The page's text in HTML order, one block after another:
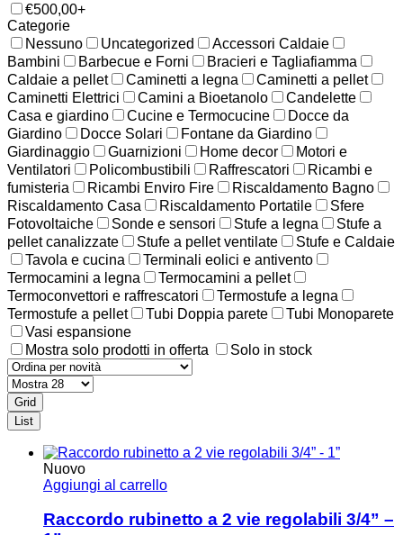
€500,00+
Categorie
Nessuno
Uncategorized
Accessori Caldaie
Bambini
Barbecue e Forni
Bracieri e Tagliafiamma
Caldaie a pellet
Caminetti a legna
Caminetti a pellet
Caminetti Elettrici
Camini a Bioetanolo
Candelette
Casa e giardino
Cucine e Termocucine
Docce da
Giardino
Docce Solari
Fontane da Giardino
Giardinaggio
Guarnizioni Home decor
Motori e
Ventilatori
Policombustibili Raffrescatori
Ricambi e
fumisteria
Ricambi Enviro Fire
Riscaldamento Bagno
Riscaldamento Casa
Riscaldamento Portatile
Sfere
Fotovoltaiche
Sonde e sensori Stufe a legna
Stufe a
pellet canalizzate
Stufe a pellet ventilate
Stufe e Caldaie
Tavola e cucina
Terminali eolici e antivento
Termocamini a legna
Termocamini a pellet
Termoconvettori e raffrescatori
Termostufe a legna
Termostufe a pellet
Tubi Doppia parete
Tubi Monoparete
Vasi espansione
Mostra solo prodotti in offerta
Solo in stock
Grid
List
Nuovo
Aggiungi al carrello
Raccordo rubinetto a 2 vie regolabili 3/4” –